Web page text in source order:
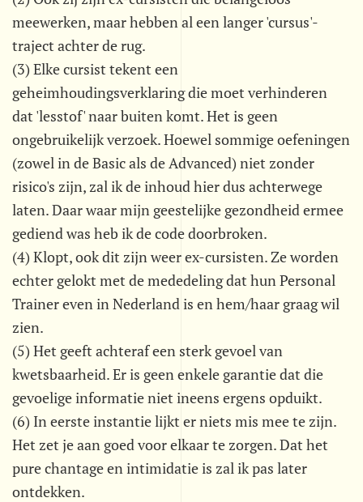
meewerken, maar hebben al een langer 'cursus'-
traject achter de rug.
(3) Elke cursist tekent een
geheimhoudingsverklaring die moet verhinderen
dat 'lesstof' naar buiten komt. Het is geen
ongebruikelijk verzoek. Hoewel sommige oefeningen
(zowel in de Basic als de Advanced) niet zonder
risico's zijn, zal ik de inhoud hier dus achterwege
laten. Daar waar mijn geestelijke gezondheid ermee
gediend was heb ik de code doorbroken.
(4) Klopt, ook dit zijn weer ex-cursisten. Ze worden
echter gelokt met de mededeling dat hun Personal
Trainer even in Nederland is en hem/haar graag wil
zien.
(5) Het geeft achteraf een sterk gevoel van
kwetsbaarheid. Er is geen enkele garantie dat die
gevoelige informatie niet ineens ergens opduikt.
(6) In eerste instantie lijkt er niets mis mee te zijn.
Het zet je aan goed voor elkaar te zorgen. Dat het
pure chantage en intimidatie is zal ik pas later
ontdekken.